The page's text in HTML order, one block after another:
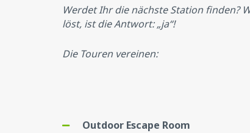
Werdet Ihr die nächste Station finden?
löst, ist die Antwort: „ja“!
Die Touren vereinen:
Outdoor Escape Room